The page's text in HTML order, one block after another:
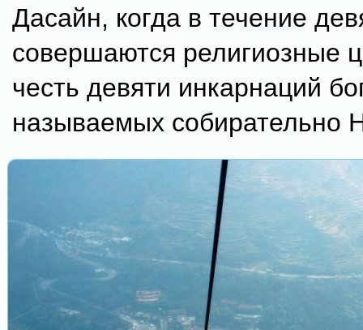
Дасайн, когда в течение
совершаются религиозные
честь девяти инкарнаций
называемых собирательно